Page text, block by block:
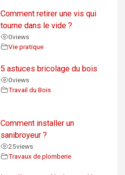
Comment retirer une vis qui
tourne dans le vide ?
0views
Vie pratique
5 astuces bricolage du bois
0views
Travail du Bois
Comment installer un
sanibroyeur ?
25views
Travaux de plomberie